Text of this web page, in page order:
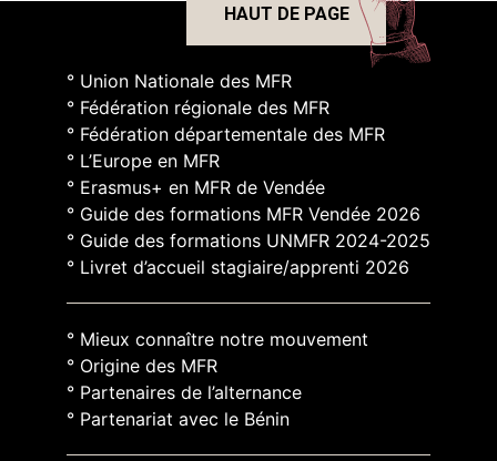
HAUT DE PAGE
° Union Nationale des MFR
° Fédération régionale des MFR
° Fédération départementale des MFR
° L’Europe en MFR
° Erasmus+ en MFR de Vendée
° Guide des formations MFR Vendée 2026
° Guide des formations UNMFR 2024-2025
° Livret d’accueil stagiaire/apprenti 2026
° Mieux connaître notre mouvement
° Origine des MFR
° Partenaires de l’alternance
° Partenariat avec le Bénin